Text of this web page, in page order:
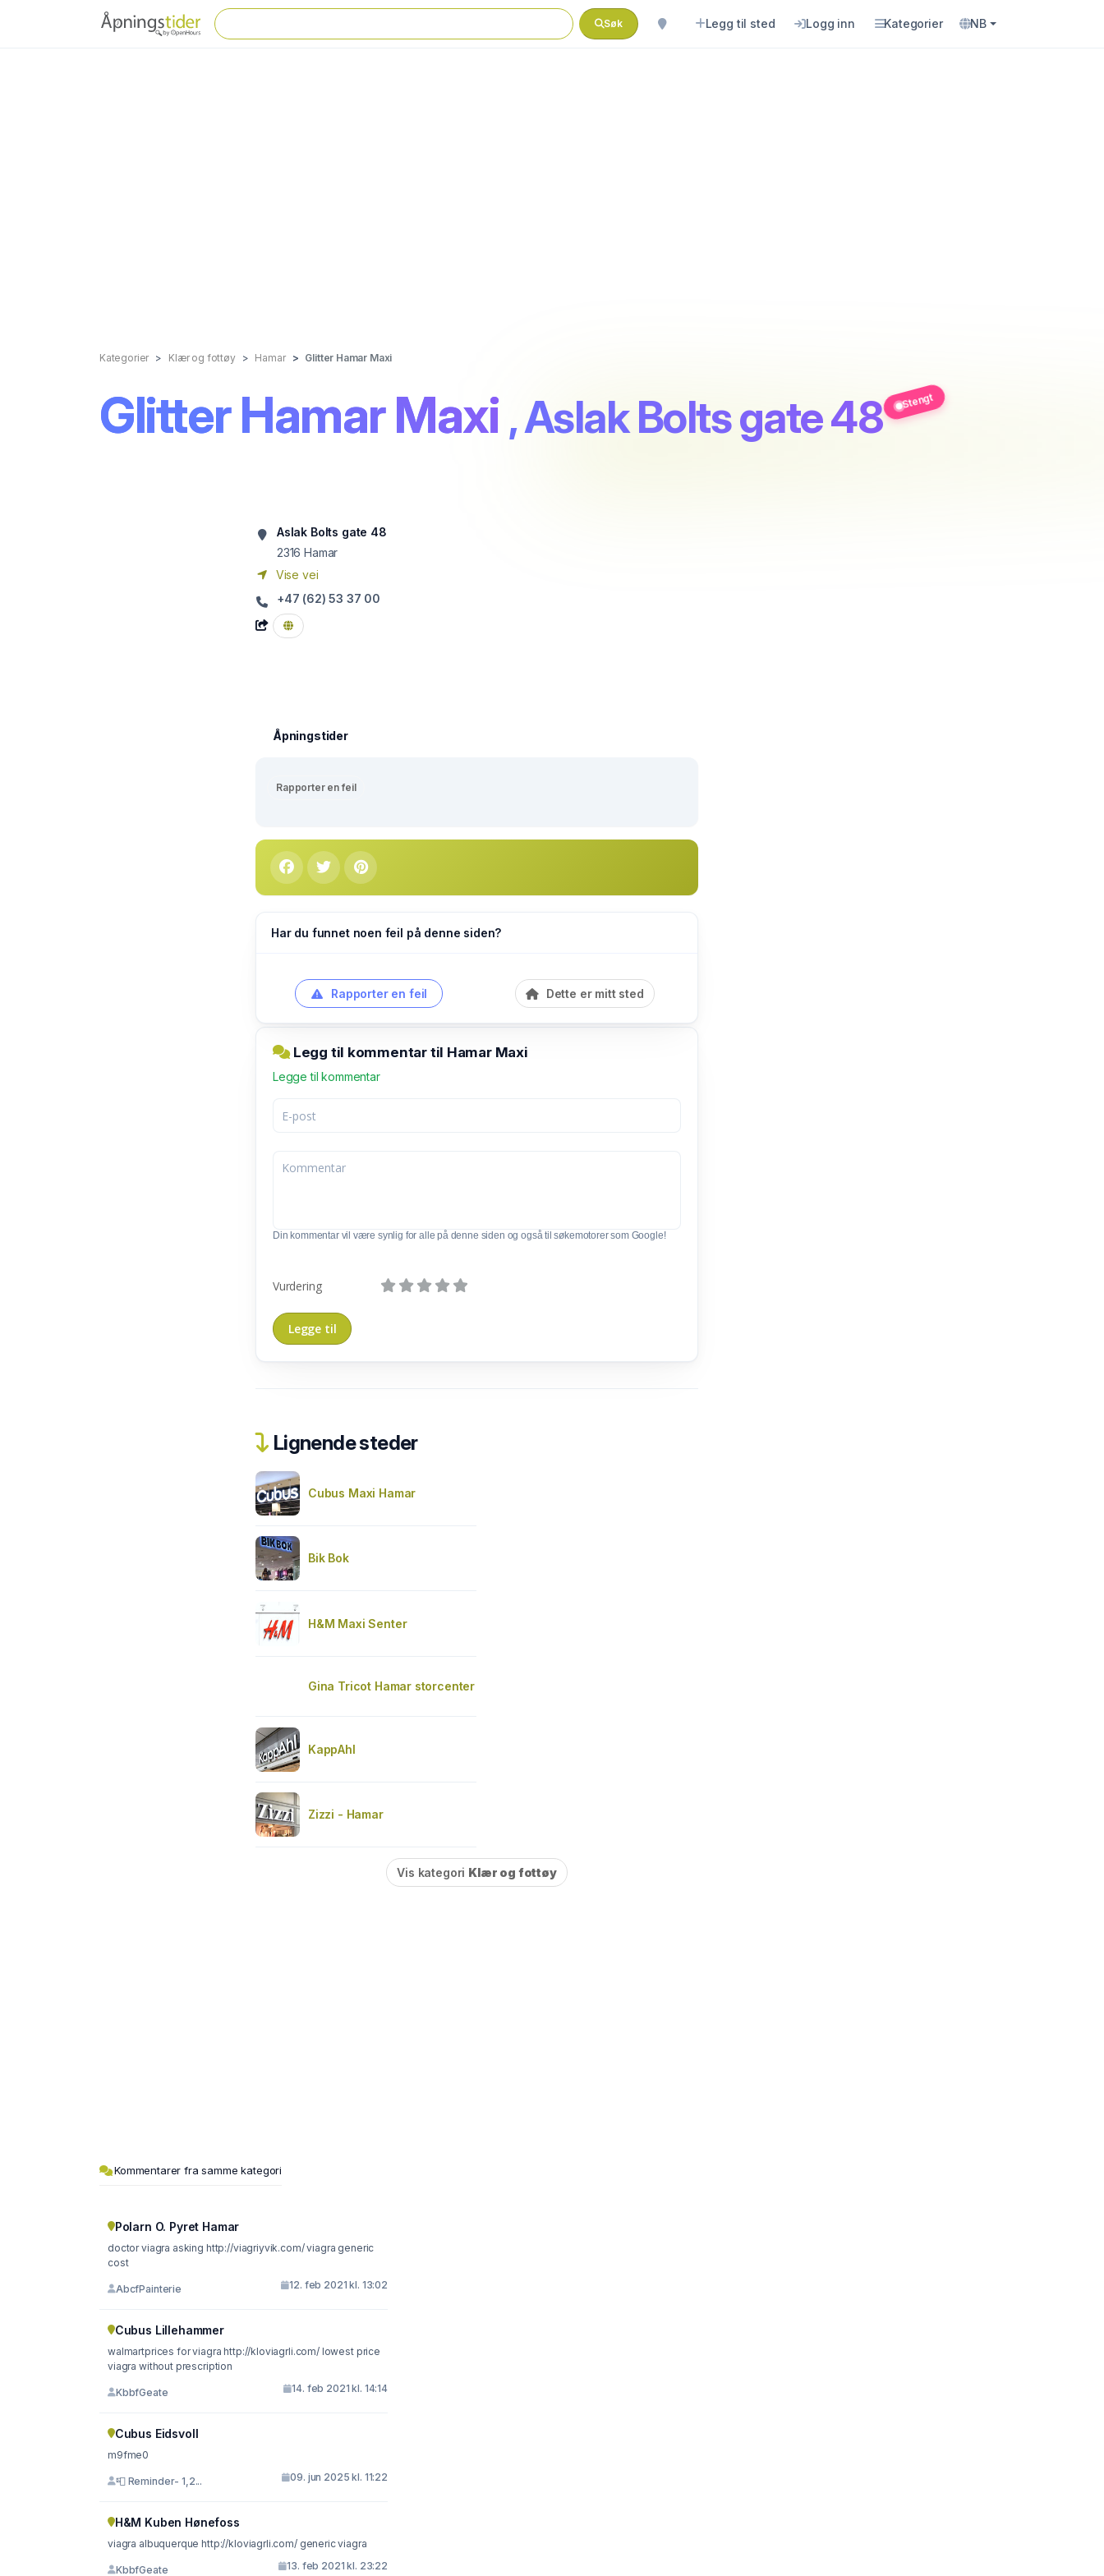
Søk Legg til sted Logg inn Kategorier NB
Kategorier Klær og fottøy Hamar Glitter Hamar Maxi
Glitter Hamar Maxi , Aslak Bolts gate 48 Stengt
Aslak Bolts gate 48
2316 Hamar
Vise vei
+47 (62) 53 37 00
Åpningstider
Rapporter en feil
Har du funnet noen feil på denne siden?
Rapporter en feil Dette er mitt sted
Legg til kommentar til Hamar Maxi
Legge til kommentar
Din kommentar vil være synlig for alle på denne siden og også til søkemotorer som Google!
Vurdering
Lignende steder
Cubus Maxi Hamar
Bik Bok
H&M Maxi Senter
Gina Tricot Hamar storcenter
KappAhl
Zizzi - Hamar
Vis kategori Klær og fottøy
Kommentarer fra samme kategori
Polarn O. Pyret Hamar
doctor viagra asking http://viagriyvik.com/ viagra generic
cost
AbcfPainterie 12. feb 2021 kl. 13:02
Cubus Lillehammer
walmartprices for viagra http://kloviagrli.com/ lowest price
viagra without prescription
KbbfGeate 14. feb 2021 kl. 14:14
Cubus Eidsvoll
m9fme0
📮 Reminder- 1,2... 09. jun 2025 kl. 11:22
H&M Kuben Hønefoss
viagra albuquerque http://kloviagrli.com/ generic viagra
KbbfGeate 13. feb 2021 kl. 23:22